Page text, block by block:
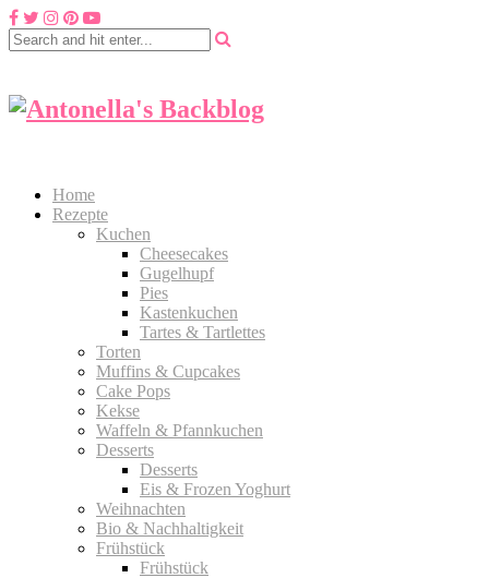
Home
Rezepte
Kuchen
Cheesecakes
Gugelhupf
Pies
Kastenkuchen
Tartes & Tartlettes
Torten
Muffins & Cupcakes
Cake Pops
Kekse
Waffeln & Pfannkuchen
Desserts
Desserts
Eis & Frozen Yoghurt
Weihnachten
Bio & Nachhaltigkeit
Frühstück
Frühstück